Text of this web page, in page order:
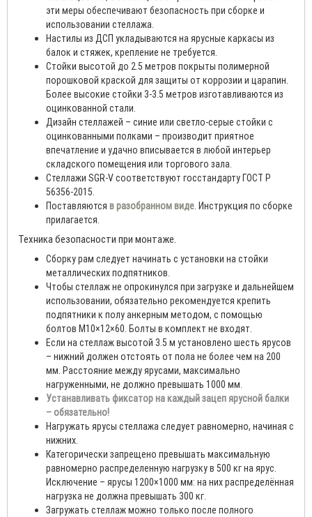
эти меры обеспечивают безопасность при сборке и
использовании стеллажа.
Настилы из ДСП укладываются на ярусные каркасы из
балок и стяжек, крепление не требуется.
Стойки высотой до 2.5 метров покрыты полимерной
порошковой краской для защиты от коррозии и царапин.
Более высокие стойки 3-3.5 метров изготавливаются из
оцинкованной стали.
Дизайн стеллажей – синие или светло-серые стойки с
оцинкованными полками – производит приятное
впечатление и удачно вписывается в любой интерьер
складского помещения или торгового зала.
Стеллажи SGR-V соответствуют госстандарту ГОСТ Р
56356-2015.
Поставляются в разобранном виде. Инструкция по сборке
прилагается.
Техника безопасности при монтаже.
Сборку рам следует начинать с установки на стойки
металлических подпятников.
Чтобы стеллаж не опрокинулся при загрузке и дальнейшем
использовании, обязательно рекомендуется крепить
подпятники к полу анкерным методом, с помощью
болтов М10×12×60. Болты в комплект не входят.
Если на стеллаж высотой 3.5 м установлено шесть ярусов
– нижний должен отстоять от пола не более чем на 200
мм. Расстояние между ярусами, максимально
нагруженными, не должно превышать 1000 мм.
Устанавливать фиксатор на каждый зацеп ярусной балки
– обязательно!
Нагружать ярусы стеллажа следует равномерно, начиная с
нижних.
Категорически запрещено превышать максимальную
равномерно распределенную нагрузку в 500 кг на ярус.
Исключение – ярусы 1200×1000 мм: на них распределённая
нагрузка не должна превышать 300 кг.
Загружать стеллаж можно только после полного